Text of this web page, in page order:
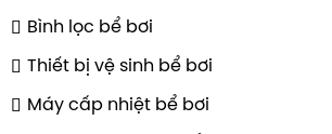
Bình lọc bể bơi
Thiết bị vệ sinh bể bơi
Máy cấp nhiệt bể bơi